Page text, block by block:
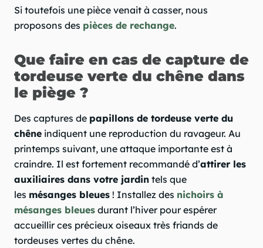
Si toutefois une pièce venait à casser, nous
proposons des pièces de rechange.
Que faire en cas de capture de
tordeuse verte du chêne dans
le piège ?
Des captures de papillons de tordeuse verte du
chêne indiquent une reproduction du ravageur. Au
printemps suivant, une attaque importante est à
craindre. Il est fortement recommandé d’attirer les
auxiliaires dans votre jardin tels que
les mésanges bleues ! Installez des nichoirs à
mésanges bleues durant l’hiver pour espérer
accueillir ces précieux oiseaux très friands de
tordeuses vertes du chêne.